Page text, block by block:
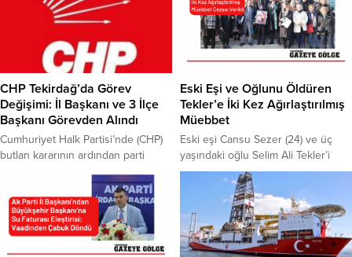
seçenek vardı. Ya soğansız olur
deyip sadece kentsoylulardan
oluşan 10bin kişilik bir hesabım
olacaktı, ya da soğanlı diyerek 2
milyon takipçiye doğru yol
alacaktım” ifadelerini kullandı. Milor,
kendisi hakkında, “Menemene
soğan konulup konulmayayacağını,
gündem yapan lüzumsuz….”
yazan...
Tekirdağ temsilciliği, Çerkezköy
Atatürk Kültür Merkezi’nde
düzenlenen etkinlikle adaylarını
tanıttı. Tekirdağ Milletvekili
Çetinkaya, 2. sıradan Mehmet
Aytekin, 3. ıradan Emre Sevilmiş, 4.
sıradan İsmail Öztok, 5....
CHP Tekirdağ’da Görev
Değişimi: İl Başkanı ve 3 İlçe
Başkanı Görevden Alındı
Cumhuriyet Halk Partisi’nde (CHP)
butlan kararının ardından parti
sürüyor. Parti içinde devam eden
tartışmaların gölgesinde, Tekirdağ
dahil bazı 7 il başkanlığı ve bazı ilçe
yönetimlerinde değişikliğe gidildi.
CHP Genel Merkezi tarafından
Eski Eşi ve Oğlunu Öldüren
Tekler’e İki Kez Ağırlaştırılmış
Müebbet
Eski eşi Cansu Sezer (24) ve üç
yaşındaki oğlu Selim Ali Tekler’i
öldüren Burak Tekler’e, iki kez
ağırlaştırılmış müebbet cezası
verildi. Mahkeme Heyeti’nin
müebbet kararının ardından, adliye
koridorlarında alkış sesleri yükseldi.
Tekirdağ’ın Süleymanpaşa ilçesinde